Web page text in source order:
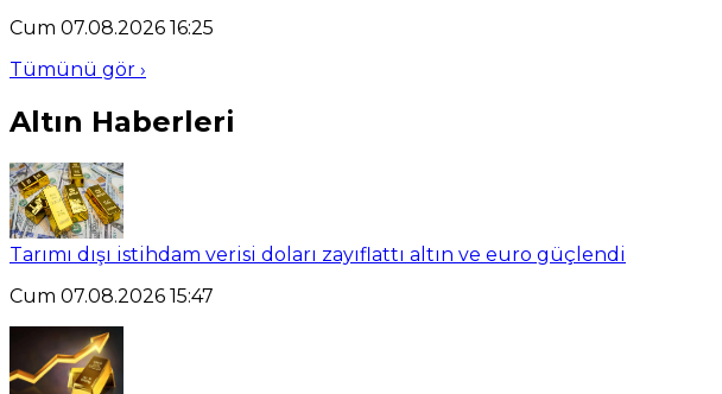
Cum 07.08.2026 16:25
Tümünü gör ›
Altın Haberleri
Tarımı dışı istihdam verisi doları zayıflattı altın ve euro güçlendi
Cum 07.08.2026 15:47